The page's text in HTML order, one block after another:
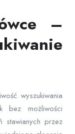
–
wyszukiwania
bez możliwości
stawianych przez